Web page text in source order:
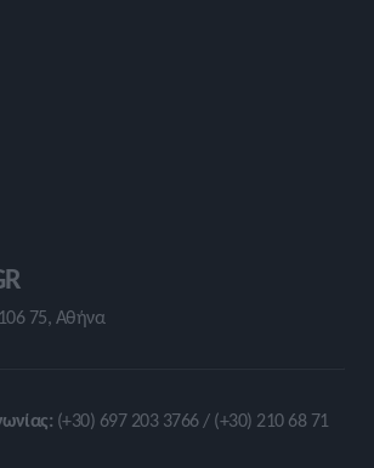
75, Αθήνα
(+30) 697 203 3766 / (+30) 210 68 71